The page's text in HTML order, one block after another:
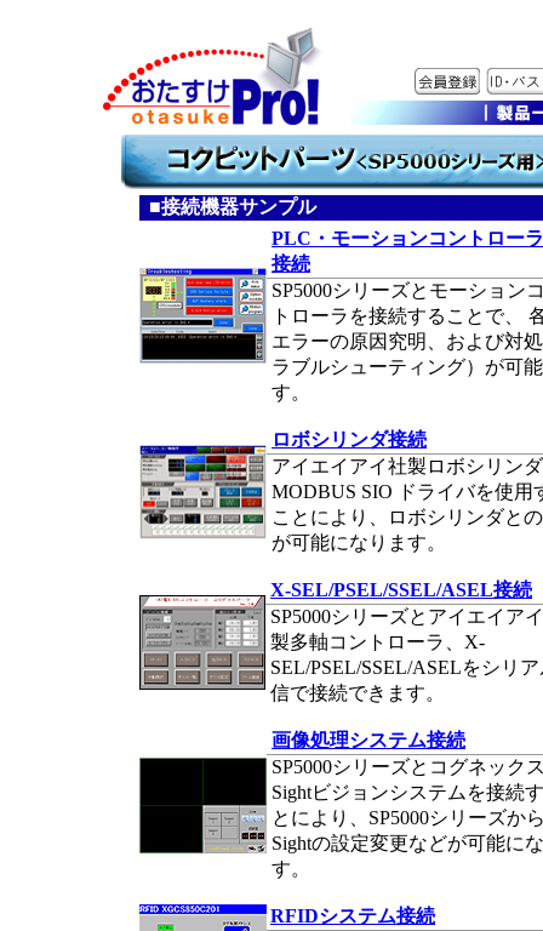
■接続機器サンプル
PLC・モーションコントローラ
接続
SP5000シリーズとモーション
トローラを接続することで、
エラーの原因究明、および対
ラブルシューティング）が可
す。
ロボシリンダ接続
アイエイアイ社製ロボシリンダ
MODBUS SIO ドライバを使用
ことにより、ロボシリンダと
が可能になります。
X-SEL/PSEL/SSEL/ASEL接続
SP5000シリーズとアイエイア
製多軸コントローラ、X-
SEL/PSEL/SSEL/ASELをシリ
信で接続できます。
画像処理システム接続
SP5000シリーズとコグネック
Sightビジョンシステムを接続
とにより、SP5000シリーズか
Sightの設定変更などが可能に
す。
RFIDシステム接続